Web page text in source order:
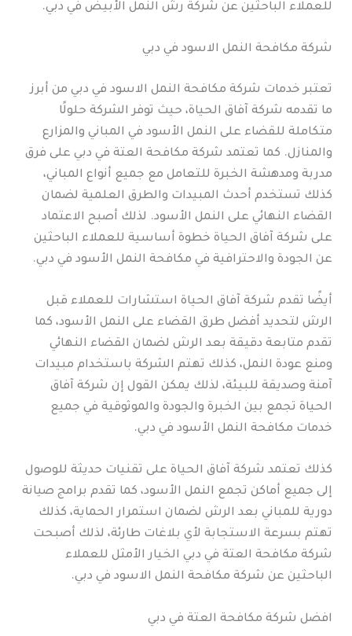
للعملاء الباحثين عن شركة رش النمل الأبيض في دبي.
شركة مكافحة النمل الاسود في دبي
تعتبر خدمات شركة مكافحة النمل الاسود في دبي من أبرز
ما تقدمه شركة آفاق الحياة، حيث توفر الشركة حلولًا
متكاملة للقضاء على النمل الأسود في المباني والمزارع
والمنازل. كما تعتمد شركة مكافحة العتة في دبي على فرق
مدربة ومدهشة الخبرة للتعامل مع جميع أنواع المباني،
كذلك تستخدم أحدث المبيدات والطرق العلمية لضمان
القضاء النهائي على النمل الأسود. لذلك أصبح الاعتماد
على شركة آفاق الحياة خطوة أساسية للعملاء الباحثين
عن الجودة والاحترافية في مكافحة النمل الأسود في دبي.
أيضًا تقدم شركة آفاق الحياة استشارات للعملاء قبل
الرش لتحديد أفضل طرق القضاء على النمل الأسود، كما
تقدم متابعة دقيقة بعد الرش لضمان القضاء النهائي
ومنع عودة النمل، كذلك تهتم الشركة باستخدام مبيدات
آمنة وصديقة للبيئة، لذلك يمكن القول إن شركة آفاق
الحياة تجمع بين الخبرة والجودة والموثوقية في جميع
خدمات مكافحة النمل الأسود في دبي.
كذلك تعتمد شركة آفاق الحياة على تقنيات حديثة للوصول
إلى جميع أماكن تجمع النمل الأسود، كما تقدم برامج صيانة
دورية للمباني بعد الرش لضمان استمرار الحماية، كذلك
تهتم بسرعة الاستجابة لأي بلاغات طارئة، لذلك أصبحت
شركة مكافحة العتة في دبي الخيار الأمثل للعملاء
الباحثين عن شركة مكافحة النمل الاسود في دبي.
افضل شركة مكافحة العتة في دبي